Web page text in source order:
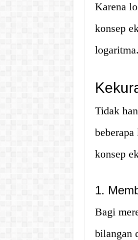
Karena
konsep
logaritma.
Tidak
konsep
1.
Bagi
bilangan